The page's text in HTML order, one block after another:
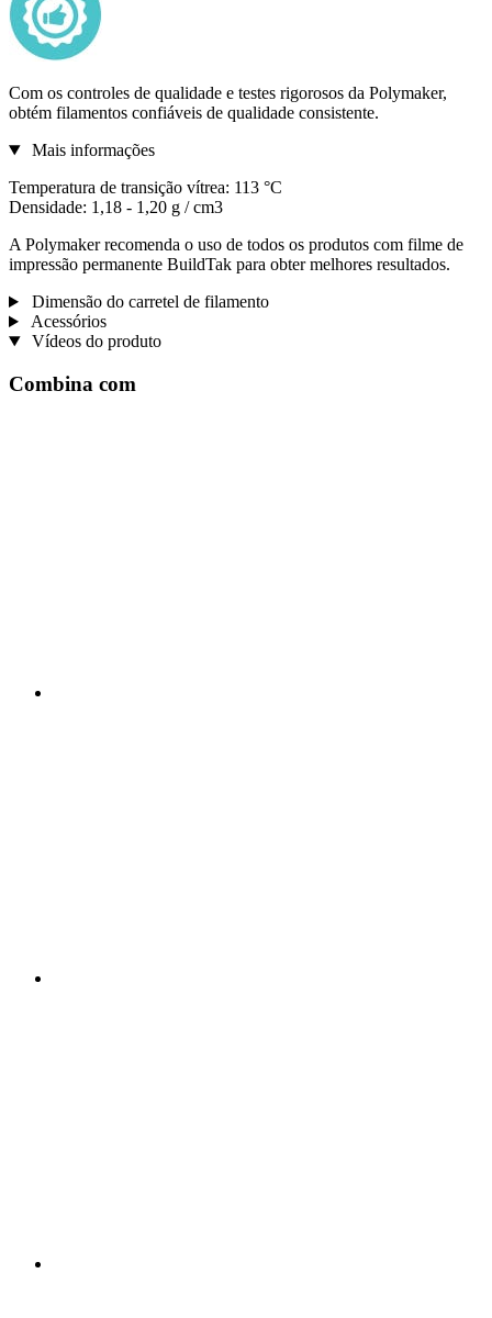
Com os controles de qualidade e testes rigorosos da Polymaker,
obtém filamentos confiáveis de qualidade consistente.
Mais informações
Temperatura de transição vítrea: 113 °C
Densidade: 1,18 - 1,20 g / cm3
A Polymaker recomenda o uso de todos os produtos com filme de
impressão permanente BuildTak para obter melhores resultados.
Dimensão do carretel de filamento
Acessórios
Vídeos do produto
Combina com